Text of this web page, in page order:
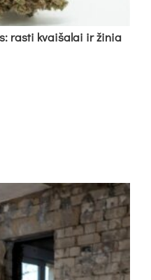
ras­ti kvai­ša­lai ir ži­nia